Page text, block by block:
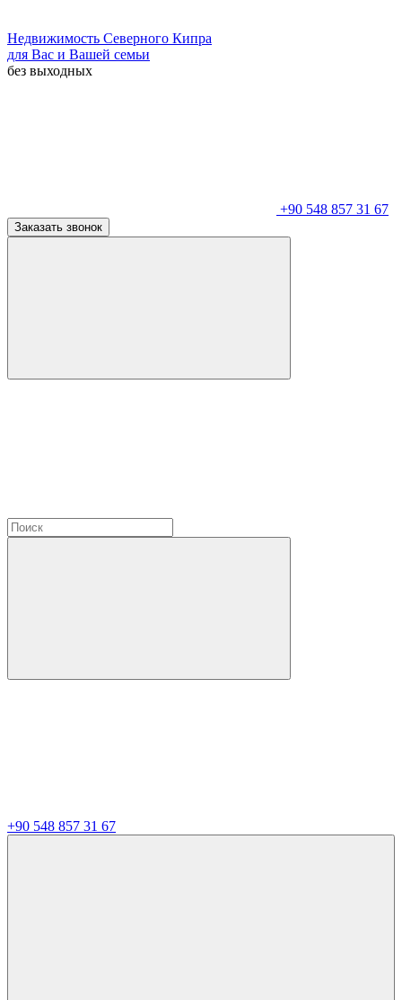
Недвижимость Северного Кипра
для Вас и Вашей семьи
без выходных
+90 548 857 31 67
Заказать звонок
+90 548 857 31 67